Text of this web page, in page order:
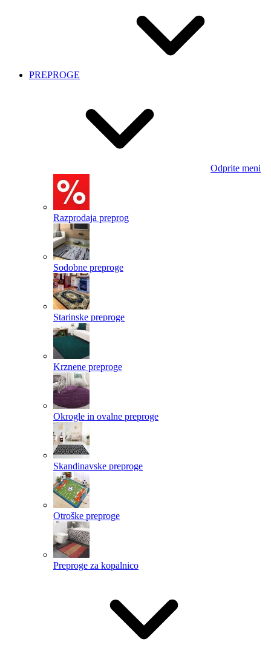
PREPROGE
Odprite meni
Razprodaja preprog
Sodobne preproge
Starinske preproge
Krznene preproge
Okrogle in ovalne preproge
Skandinavske preproge
Otroške preproge
Preproge za kopalnico